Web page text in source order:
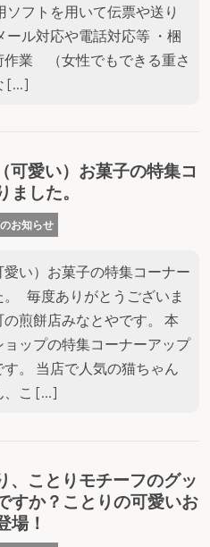
ソフトを用いて伝票や送り
ール対応や電話対応等 ・梱
作業 （女性でもできる重さ
[…]
可愛い）お菓子の特集コ
ました。
お知らせ
い）お菓子の特集コーナー
。 毎度ありがとうございま
煎餅店みなとやです。 本
ョップの特集コーナーアップ
。 当店で人気の猫ちゃん
、こ […]
、ことりモチーフのグッ
すか？ことりの可愛いお
場！